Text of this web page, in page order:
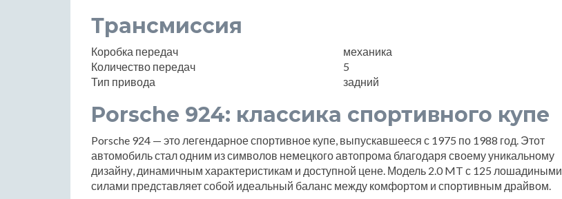
Трансмиссия
Коробка передач
механика
Количество передач
5
Тип привода
задний
Porsche 924: классика спортивного купе
Porsche 924 — это легендарное спортивное купе, выпускавшееся с 1975 по 1988 год. Этот
автомобиль стал одним из символов немецкого автопрома благодаря своему уникальному
дизайну, динамичным характеристикам и доступной цене. Модель 2.0 MT с 125 лошадиными
силами представляет собой идеальный баланс между комфортом и спортивным драйвом.